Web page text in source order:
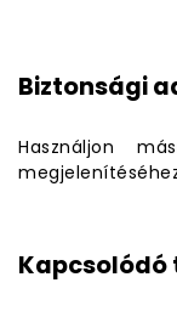
Biztonsági
Használjon
Kapcsolódó